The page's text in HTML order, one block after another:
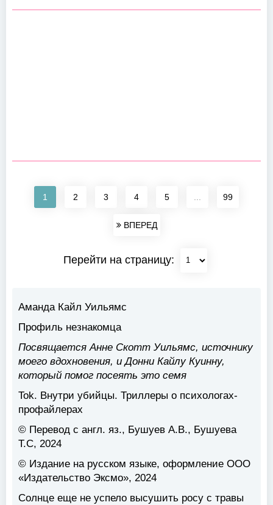
1 2 3 4 5 99
ВПЕРЕД
Перейти на страницу:
Аманда Кайл Уильямс
Профиль незнакомца
Посвящается Анне Скотт Уильямс, источнику
моего вдохновения, и Донни Кайлу Куинну,
который помог посеять это семя
Tok. Внутри убийцы. Триллеры о психологах-
профайлерах
© Перевод с англ. яз., Бушуев А.В., Бушуева
Т.С, 2024
© Издание на русском языке, оформление ООО
«Издательство Эксмо», 2024
Солнце еще не успело высушить росу с травы